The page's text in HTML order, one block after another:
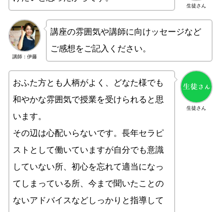
生徒さん
講師：伊藤
講座の雰囲気や講師に向けッセージなど
ご感想をご記入ください。
生徒さん
おふた方とも人柄がよく、どなた様でも
和やかな雰囲気で授業を受けられると思
います。
その辺は心配いらないです。長年セラピ
ストとして働いていますが自分でも意識
していない所、初心を忘れて適当になっ
てしまっている所、今まで聞いたことの
ないアドバイスなどしっかりと指導して